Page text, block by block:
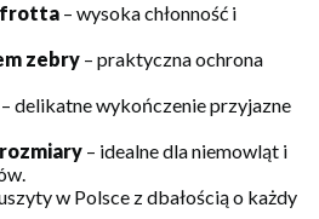
frotta – wysoka chłonność i
zebry – praktyczna ochrona
– delikatne wykończenie przyjazne
– idealne dla niemowląt i
w Polsce z dbałością o każdy